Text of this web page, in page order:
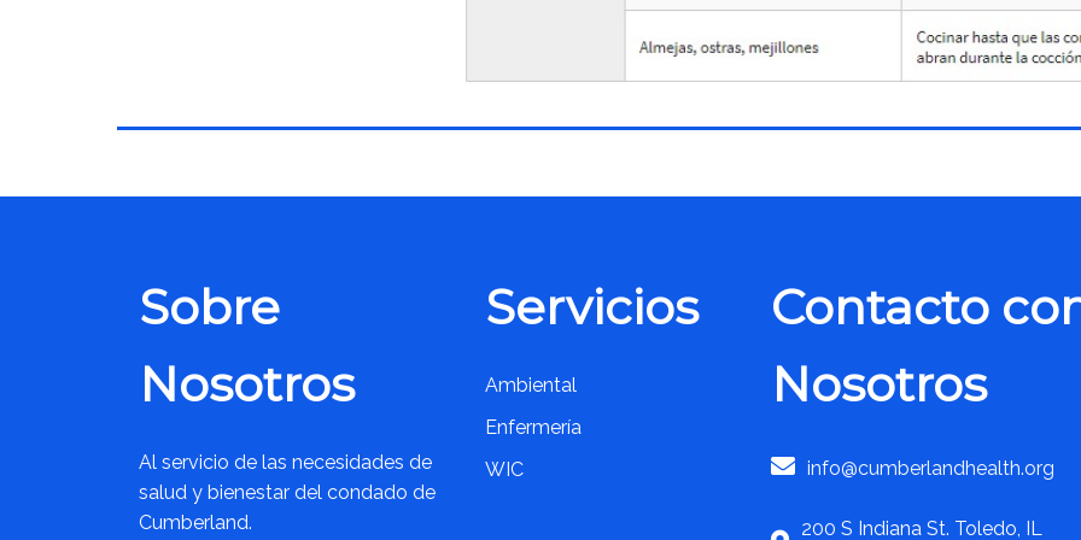
Sobre
Nosotros
Al servicio de las necesidades de
salud y bienestar del condado de
Cumberland.
Servicios
Ambiental
Enfermería
WIC
Contacto
Nosotros
info@cumberlandhealth.org
200 S Indiana St. Toledo, IL